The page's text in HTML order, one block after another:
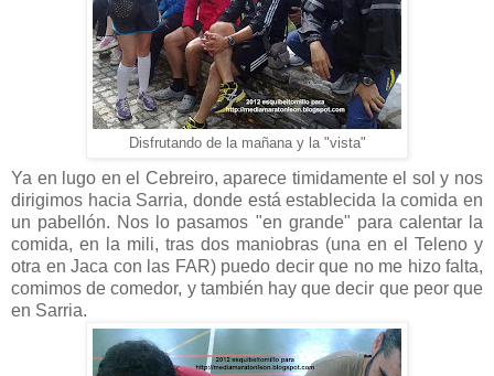
Disfrutando de la mañana y la "vista"
Ya en lugo en el Cebreiro, aparece timidamente el sol y nos
dirigimos hacia Sarria, donde está establecida la comida en
un pabellón. Nos lo pasamos "en grande" para calentar la
comida, en la mili, tras dos maniobras (una en el Teleno y
otra en Jaca con las FAR) puedo decir que no me hizo falta,
comimos de comedor, y también hay que decir que peor que
en Sarria.